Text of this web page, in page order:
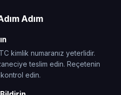
Adım
kimlik numaranız yeterlidir.
teslim edin. Reçetenin
edin.